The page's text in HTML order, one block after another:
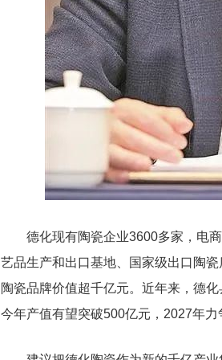
德化现有陶瓷企业3600多家，电
艺品生产和出口基地、国家级出口陶
陶瓷品牌价值超千亿元。近年来，德
今年产值有望突破500亿元，2027年力